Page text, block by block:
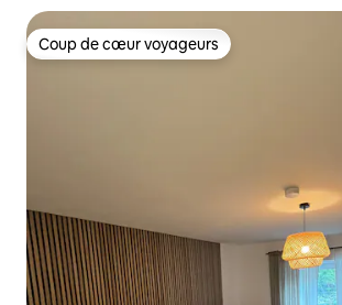
Coup de cœur voyageurs
Coup de cœur voyageurs